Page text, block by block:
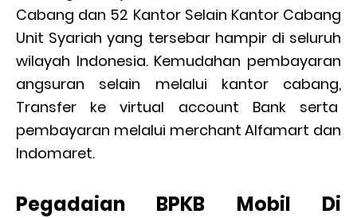
Cabang dan 52 Kantor Selain Kantor Cabang
Unit Syariah yang tersebar hampir di seluruh
wilayah Indonesia. Kemudahan pembayaran
angsuran selain melalui kantor cabang,
Transfer ke virtual account Bank serta
pembayaran melalui merchant Alfamart dan
Indomaret.
Pegadaian BPKB Mobil Di